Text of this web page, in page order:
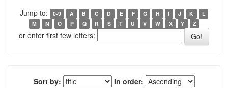
Jump to: 0-9 A B C D E F G H I J K
L
M
N O P Q R S T U V W X Y Z
or enter first few letters:
Sort by:
In order: